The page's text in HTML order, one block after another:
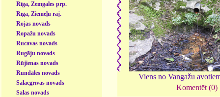
Rīga, Zemgales prp.
Rīga, Ziemeļu raj.
Rojas novads
Ropažu novads
Rucavas novads
Rugāju novads
Rūjienas novads
Rundāles novads
Salacgrīvas novads
Salas novads
Viens no Vangažu
Komentēt (0)